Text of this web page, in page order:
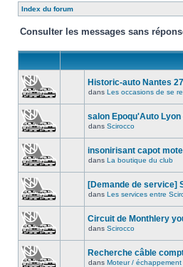
Index du forum
Consulter les messages sans
Historic-auto Nantes
dans Les occasions de se
salon Epoqu'Auto
dans Scirocco
insonirisant capot
dans La boutique du club
[Demande de service]
dans Les services entre
Circuit de Monthlery
dans Scirocco
Recherche câble
dans Moteur / échappement